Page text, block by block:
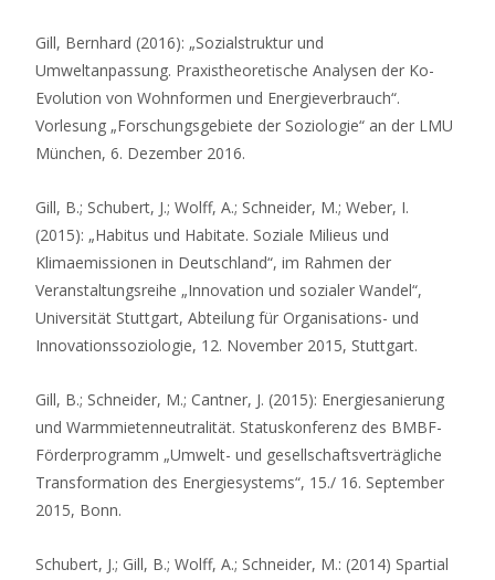
Gill, Bernhard (2016): „Sozialstruktur und
Umweltanpassung. Praxistheoretische Analysen der Ko-
Evolution von Wohnformen und Energieverbrauch“.
Vorlesung „Forschungsgebiete der Soziologie“ an der LMU
München, 6. Dezember 2016.
Gill, B.; Schubert, J.; Wolff, A.; Schneider, M.; Weber, I.
(2015): „Habitus und Habitate. Soziale Milieus und
Klimaemissionen in Deutschland“, im Rahmen der
Veranstaltungsreihe „Innovation und sozialer Wandel“,
Universität Stuttgart, Abteilung für Organisations- und
Innovationssoziologie, 12. November 2015, Stuttgart.
Gill, B.; Schneider, M.; Cantner, J. (2015): Energiesanierung
und Warmmietenneutralität. Statuskonferenz des BMBF-
Förderprogramm „Umwelt- und gesellschaftsverträgliche
Transformation des Energiesystems“, 15./ 16. September
2015, Bonn.
Schubert, J.; Gill, B.; Wolff, A.; Schneider, M.: (2014) Spartial